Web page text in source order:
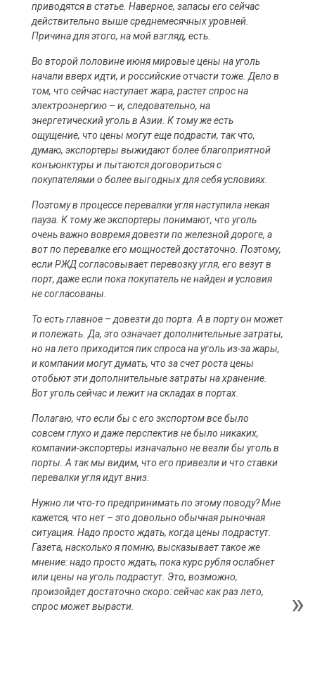
приводятся в статье. Наверное, запасы его сейчас
действительно выше среднемесячных уровней.
Причина для этого, на мой взгляд, есть.
Во второй половине июня мировые цены на уголь
начали вверх идти, и российские отчасти тоже. Дело в
том, что сейчас наступает жара, растет спрос на
электроэнергию – и, следовательно, на
энергетический уголь в Азии. К тому же есть
ощущение, что цены могут еще подрасти, так что,
думаю, экспортеры выжидают более благоприятной
конъюнктуры и пытаются договориться с
покупателями о более выгодных для себя условиях.
Поэтому в процессе перевалки угля наступила некая
пауза. К тому же экспортеры понимают, что уголь
очень важно вовремя довезти по железной дороге, а
вот по перевалке его мощностей достаточно. Поэтому,
если РЖД согласовывает перевозку угля, его везут в
порт, даже если пока покупатель не найден и условия
не согласованы.
То есть главное – довезти до порта. А в порту он может
и полежать. Да, это означает дополнительные затраты,
но на лето приходится пик спроса на уголь из-за жары,
и компании могут думать, что за счет роста цены
отобьют эти дополнительные затраты на хранение.
Вот уголь сейчас и лежит на складах в портах.
Полагаю, что если бы с его экспортом все было
совсем глухо и даже перспектив не было никаких,
компании-экспортеры изначально не везли бы уголь в
порты. А так мы видим, что его привезли и что ставки
перевалки угля идут вниз.
Нужно ли что-то предпринимать по этому поводу? Мне
кажется, что нет – это довольно обычная рыночная
ситуация. Надо просто ждать, когда цены подрастут.
Газета, насколько я помню, высказывает такое же
мнение: надо просто ждать, пока курс рубля ослабнет
или цены на уголь подрастут. Это, возможно,
произойдет достаточно скоро: сейчас как раз лето,
спрос может вырасти.